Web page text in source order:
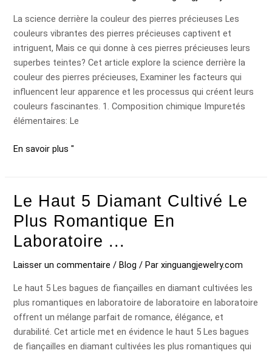
La science derrière la couleur des pierres précieuses Les
couleurs vibrantes des pierres précieuses captivent et
intriguent, Mais ce qui donne à ces pierres précieuses leurs
superbes teintes? Cet article explore la science derrière la
couleur des pierres précieuses, Examiner les facteurs qui
influencent leur apparence et les processus qui créent leurs
couleurs fascinantes. 1. Composition chimique Impuretés
élémentaires: Le
pierres
précieuses
En savoir plus "
Le Haut 5 Diamant Cultivé Le
Plus Romantique En
Laboratoire ...
Laisser un commentaire /Blog / Parxinguangjewelry.com
Le haut 5 Les bagues de fiançailles en diamant cultivées les
plus romantiques en laboratoire de laboratoire en laboratoire
offrent un mélange parfait de romance, élégance, et
durabilité. Cet article met en évidence le haut 5 Les bagues
de fiançailles en diamant cultivées les plus romantiques qui
Le
5
Diamant
le
plus
romantique
en
laboratoire
...